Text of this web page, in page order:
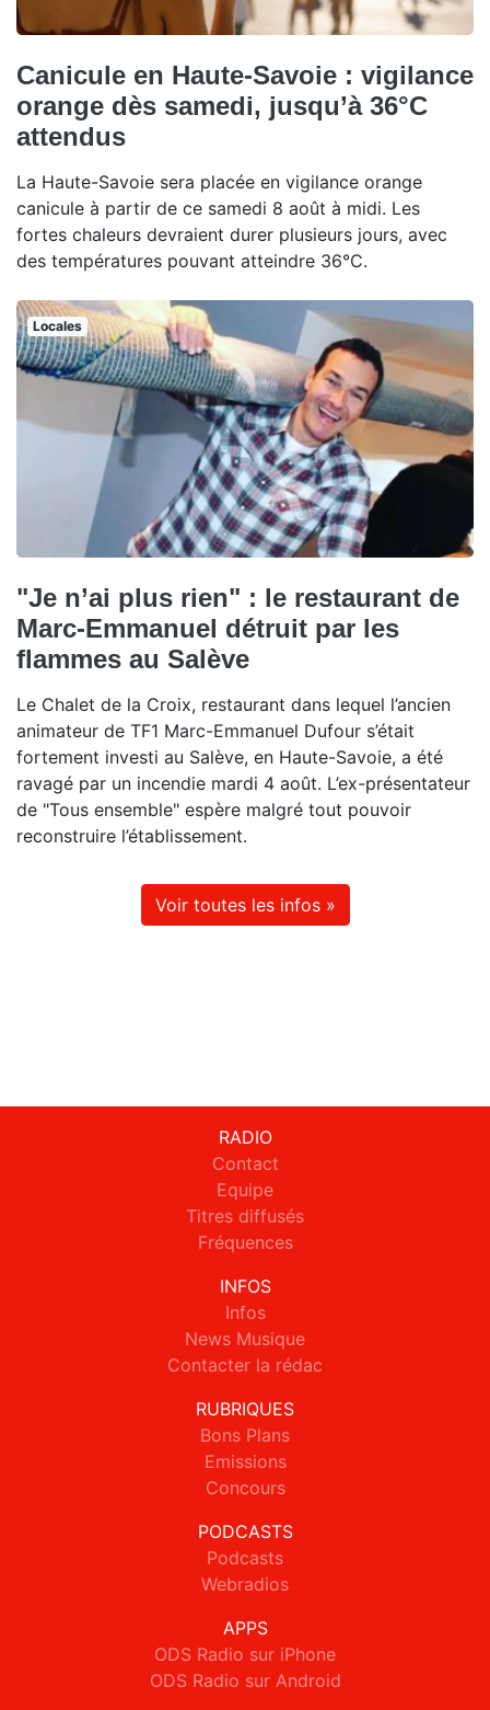
Canicule en Haute-Savoie : vigilance
orange dès samedi, jusqu’à 36°C
attendus
La Haute-Savoie sera placée en vigilance orange
canicule à partir de ce samedi 8 août à midi. Les
fortes chaleurs devraient durer plusieurs jours, avec
des températures pouvant atteindre 36°C.
Locales
"Je n’ai plus rien" : le restaurant de
Marc-Emmanuel détruit par les
flammes au Salève
Le Chalet de la Croix, restaurant dans lequel l’ancien
animateur de TF1 Marc-Emmanuel Dufour s’était
fortement investi au Salève, en Haute-Savoie, a été
ravagé par un incendie mardi 4 août. L’ex-présentateur
de "Tous ensemble" espère malgré tout pouvoir
reconstruire l’établissement.
Voir toutes les infos »
RADIO
Contact
Equipe
Titres diffusés
Fréquences
INFOS
Infos
News Musique
Contacter la rédac
RUBRIQUES
Bons Plans
Emissions
Concours
PODCASTS
Podcasts
Webradios
APPS
ODS Radio sur iPhone
ODS Radio sur Android